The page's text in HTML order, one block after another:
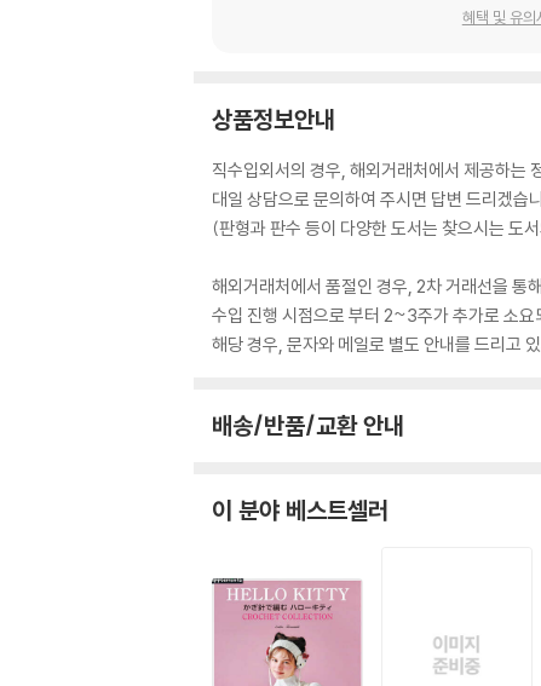
혜택 및 유의
상품정보안내
직수입외서의 경우, 해외거래처에서 제공하는
대일 상담으로 문의하여 주시면 답변 드리겠습
(판형과 판수 등이 다양한 도서는 찾으시는 도
해외거래처에서 품절인 경우, 2차 거래선을 통
수입 진행 시점으로 부터 2~3주가 추가로 소
해당 경우, 문자와 메일로 별도 안내를 드리고
배송/반품/교환 안내
이 분야 베스트셀러